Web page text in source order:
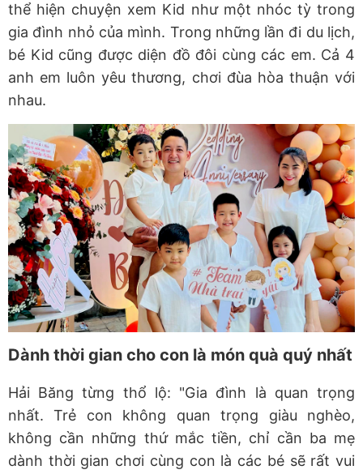
thể hiện chuyện xem Kid như một nhóc tỳ trong
gia đình nhỏ của mình. Trong những lần đi du lịch,
bé Kid cũng được diện đồ đôi cùng các em. Cả 4
anh em luôn yêu thương, chơi đùa hòa thuận với
nhau.
Dành thời gian cho con là món quà quý nhất
Hải Băng từng thổ lộ: "Gia đình là quan trọng
nhất. Trẻ con không quan trọng giàu nghèo,
không cần những thứ mắc tiền, chỉ cần ba mẹ
dành thời gian chơi cùng con là các bé sẽ rất vui